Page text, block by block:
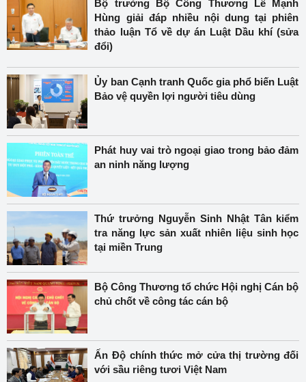
Bộ trưởng Bộ Công Thương Lê Mạnh
Hùng giải đáp nhiều nội dung tại phiên
thảo luận Tổ về dự án Luật Dầu khí (sửa
đổi)
Ủy ban Cạnh tranh Quốc gia phổ biến Luật
Bảo vệ quyền lợi người tiêu dùng
Phát huy vai trò ngoại giao trong bảo đảm
an ninh năng lượng
Thứ trưởng Nguyễn Sinh Nhật Tân kiểm
tra năng lực sản xuất nhiên liệu sinh học
tại miền Trung
Bộ Công Thương tổ chức Hội nghị Cán bộ
chủ chốt về công tác cán bộ
Ấn Độ chính thức mở cửa thị trường đối
với sầu riêng tươi Việt Nam